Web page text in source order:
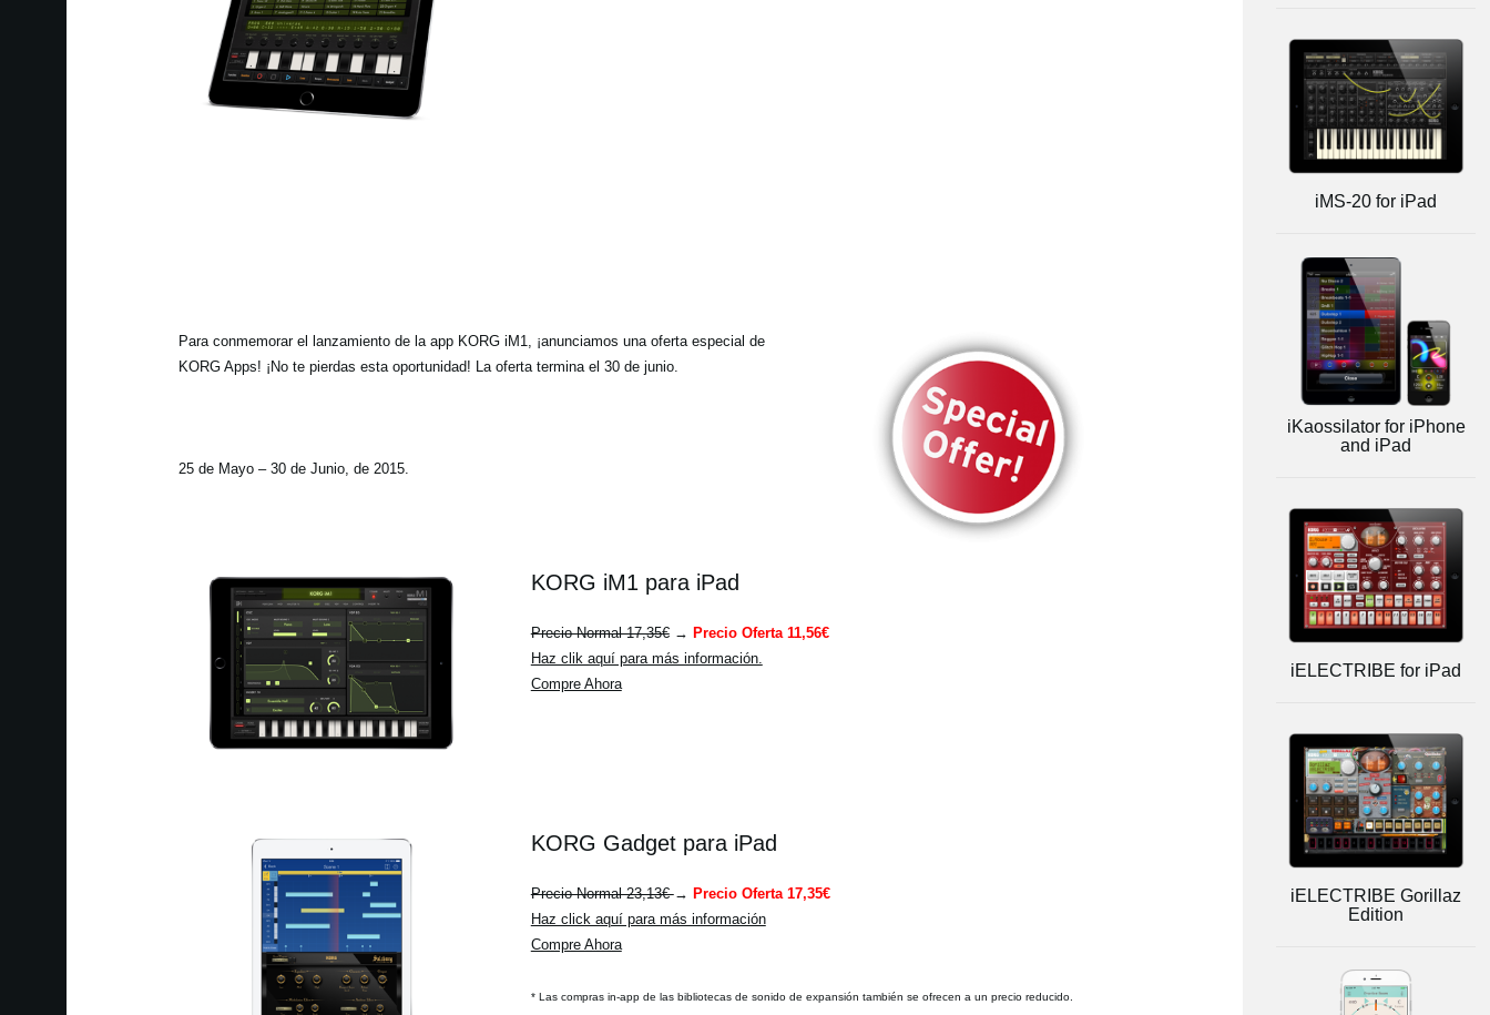
Para conmemorar el lanzamiento de la app KORG iM1, ¡anunciamos una oferta especial de
KORG Apps! ¡No te pierdas esta oportunidad! La oferta termina el 30 de junio.
25 de Mayo – 30 de Junio, de 2015.
KORG iM1 para iPad
Precio Normal 17,35€→ Precio Oferta 11,56€
Haz clik aquí para más información.
Compre Ahora
KORG Gadget para iPad
Precio Normal 23,13€→ Precio Oferta 17,35€
Haz click aquí para más información
Compre Ahora
* Las compras in-app de las bibliotecas de sonido de expansión también se ofrecen a un precio reducido.
iMS-20 for iPad
iKaossilator for iPhone
and iPad
iELECTRIBE for iPad
iELECTRIBE Gorillaz
Edition